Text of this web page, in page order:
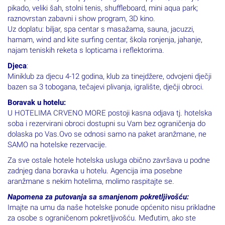
pikado, veliki šah, stolni tenis, shuffleboard, mini aqua park;
raznovrstan zabavni i show program, 3D kino.
Uz doplatu: biljar, spa centar s masažama, sauna, jacuzzi,
hamam, wind and kite surfing centar, škola ronjenja, jahanje,
najam teniskih reketa s lopticama i reflektorima.
Djeca:
Miniklub za djecu 4-12 godina, klub za tinejdžere, odvojeni dječji
bazen sa 3 tobogana, tečajevi plivanja, igralište, dječji obroci.
Boravak u hotelu:
U HOTELIMA CRVENO MORE postoji kasna odjava tj. hotelska
soba i rezervirani obroci dostupni su Vam bez ograničenja do
dolaska po Vas.Ovo se odnosi samo na paket aranžmane, ne
SAMO na hotelske rezervacije.
Za sve ostale hotele hotelska usluga obično završava u podne
zadnjeg dana boravka u hotelu. Agencija ima posebne
aranžmane s nekim hotelima, molimo raspitajte se.
Napomena za putovanja sa smanjenom pokretljivošću:
Imajte na umu da naše hotelske ponude općenito nisu prikladne
za osobe s ograničenom pokretljivošću. Međutim, ako ste